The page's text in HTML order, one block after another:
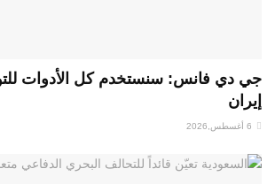
سنستخدم كل الأدوات للتوصل